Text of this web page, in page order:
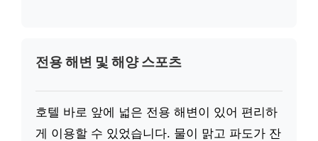
전용 해변 및 해양 스포츠
호텔 바로 앞에 넓은 전용 해변이 있어 편리하
게 이용할 수 있었습니다. 물이 맑고 파도가 잔